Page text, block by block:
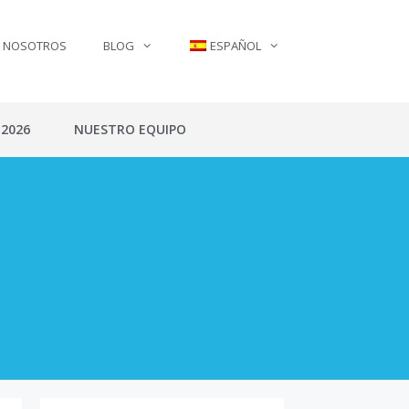
NOSOTROS BLOG ESPAÑOL
NUESTRO EQUIPO